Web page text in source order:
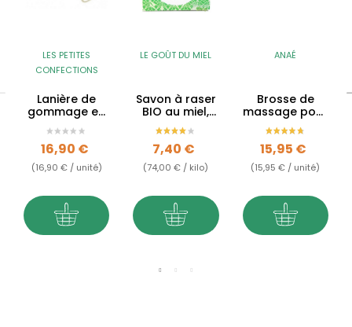
LES PETITES
CONFECTIONS
Lanière de
gommage en
coton & lin BIO
Prix
16,90 €
(16,90 € / unité)
LE GOÛT DU MIEL
Savon à raser
BIO au miel,
menthe &
eucalyptus -
100g
Prix
7,40 €
(74,00 € / kilo)
ANAÉ
Brosse de
massage pour
corps en soie
Prix
15,95 €
(15,95 € / unité)